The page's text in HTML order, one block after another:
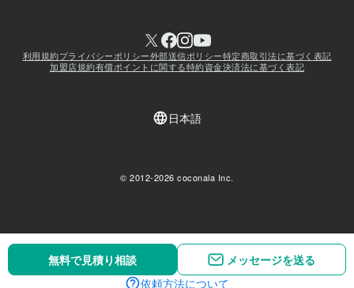
無料で見積り相談
メッセージを送る
無料で見積り相談
メッセージを送る
依頼方法について